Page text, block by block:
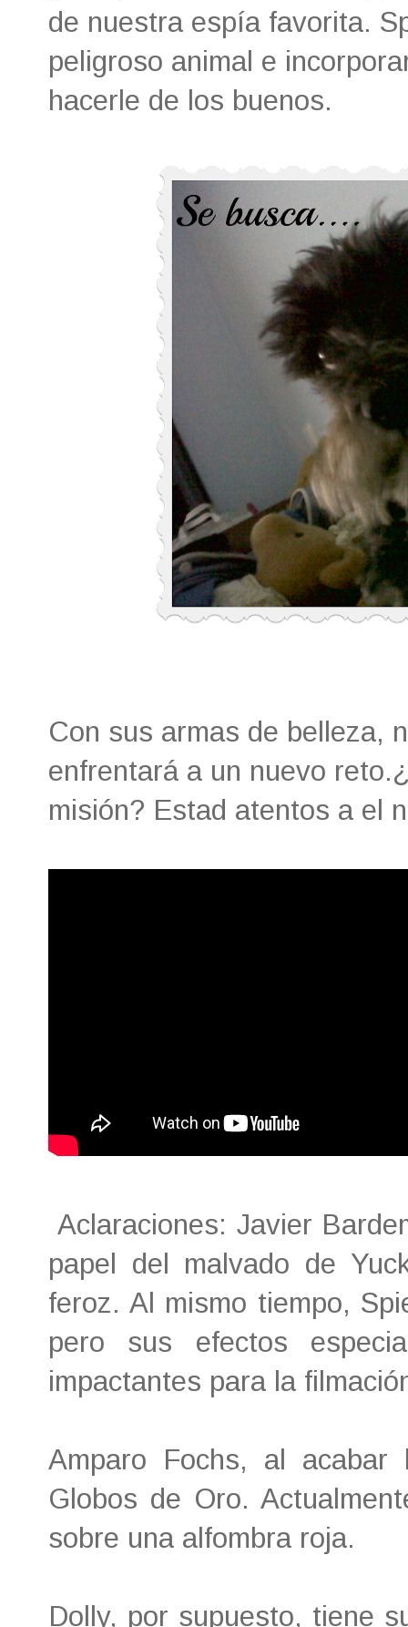
de nuestra espía favorita.
peligroso animal e
hacerle de los buenos.
Con sus armas de belleza,
enfrentará a un nuevo
misión? Estad atentos a el
Aclaraciones: Javier
papel del malvado de
feroz. Al mismo tiempo,
pero sus efectos
impactantes para la
Amparo Fochs, al
Globos de Oro.
sobre una alfombra roja.
Dolly, por supuesto, tiene